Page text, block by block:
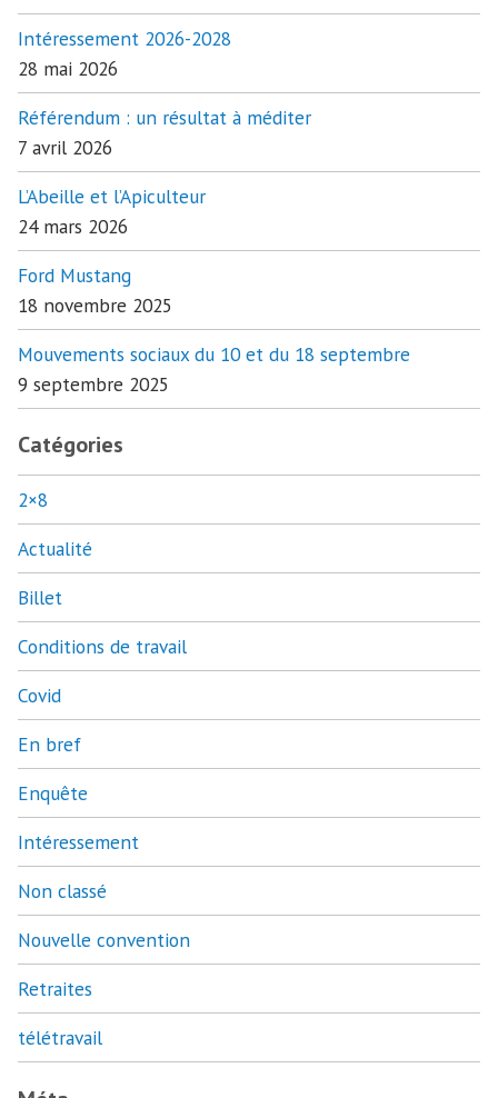
Intéressement 2026-2028
28 mai 2026
Référendum : un résultat à méditer
7 avril 2026
L’Abeille et l’Apiculteur
24 mars 2026
Ford Mustang
18 novembre 2025
Mouvements sociaux du 10 et du 18 septembre
9 septembre 2025
Catégories
2×8
Actualité
Billet
Conditions de travail
Covid
En bref
Enquête
Intéressement
Non classé
Nouvelle convention
Retraites
télétravail